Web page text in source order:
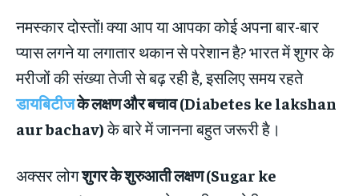
नमस्कार दोस्तों! क्या आप या आपका कोई अपना बार-बार
प्यास लगने या लगातार थकान से परेशान है? भारत में शुगर के
मरीजों की संख्या तेजी से बढ़ रही है, इसलिए समय रहते
डायबिटीजके लक्षण और बचाव (Diabetes ke lakshan
aur bachav)के बारे में जानना बहुत जरूरी है।
अक्सर लोगशुगर के शुरुआती लक्षण (Sugar ke